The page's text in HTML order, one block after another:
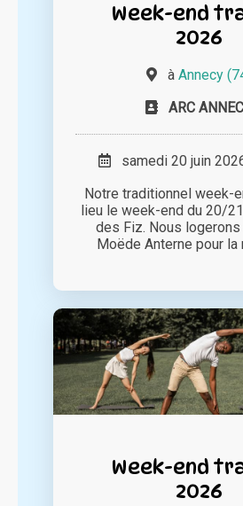
Week-end
2026
à Annecy
ARC
samedi 20 juin
Notre traditionnel week-
lieu le week-end du 20/
des Fiz. Nous logerons
Moëde Anterne pour la
Week-end
2026